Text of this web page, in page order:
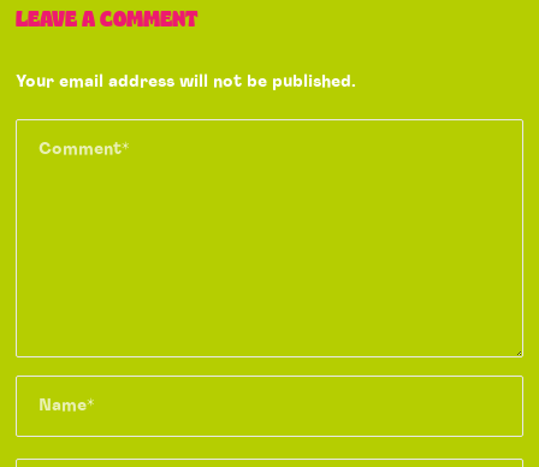
LEAVE A COMMENT
Your email address will not be published.